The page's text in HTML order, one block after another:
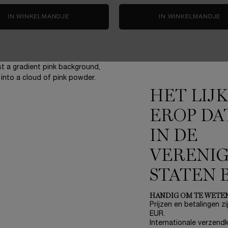
IN WINKELMANDJE RÉNERGIE H.C.F. TRIPLE SERUM 50ML
IN WINKELMANDJE
HET
EROP
IN DE
STATEN
HANDIG OM TE
Prijzen en betalingen
EUR.
Internationale